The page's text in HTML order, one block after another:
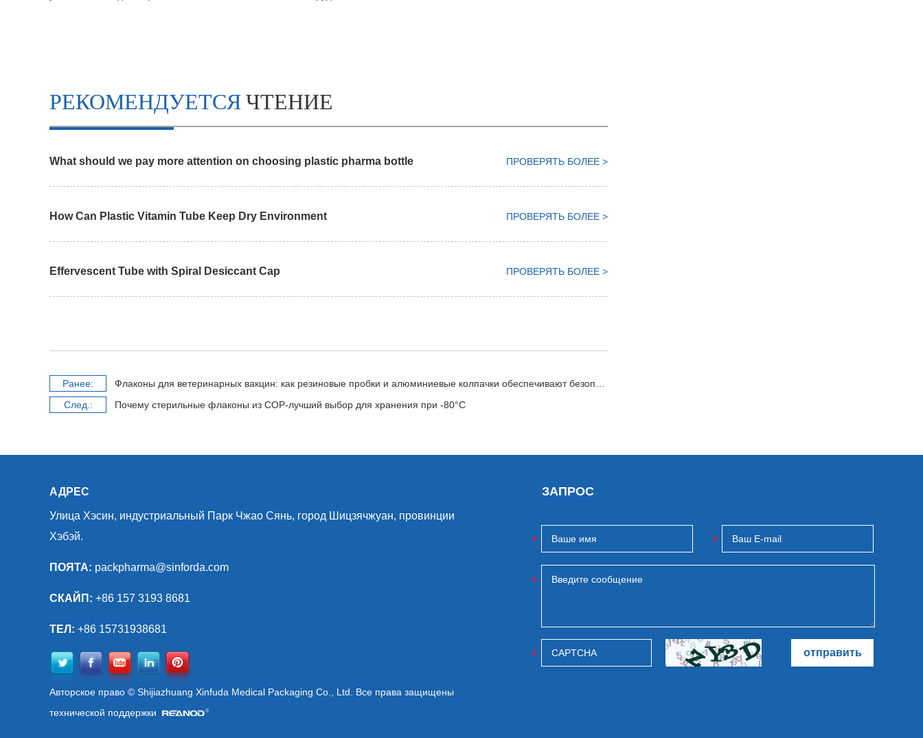
РЕКОМЕНДУЕТСЯ ЧТЕНИЕ
What should we pay more attention on choosing plastic pharma bottle ПРОВЕРЯТЬ БОЛЕЕ >
How Can Plastic Vitamin Tube Keep Dry Environment ПРОВЕРЯТЬ БОЛЕЕ >
Effervescent Tube with Spiral Desiccant Cap ПРОВЕРЯТЬ БОЛЕЕ >
Pанее:
Флаконы для ветеринарных вакцин: как резиновые пробки и алюминиевые колпачки обеспечивают безопасность вакцин для животных
Cлед.:
Почему стерильные флаконы из COP-лучший выбор для хранения при -80°C
АДРЕС
Улица Хэсин, индустриальный Парк Чжао Сянь, город Шицзячжуан, провинции
Хэбэй.
ПОЯТА: packpharma@sinforda.com
СКАЙП: +86 157 3193 8681
ТЕЛ: +86 15731938681
Авторское право © Shijiazhuang Xinfuda Medical Packaging Co., Ltd. Все права защищены
технической поддержки
ЗАПРОС